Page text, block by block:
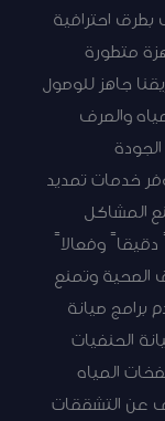
احترافية
متطورة
جاهز للوصول
والصرف
خدمات تمديد
المشاكل
دقيقاً وفعالاً
الصحية وتمنع
برامج صيانة
الحنفيات
المياه
عن التشققات